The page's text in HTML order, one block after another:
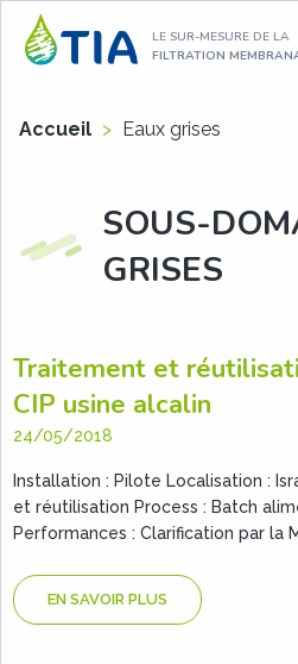
Aller
contenu
LE SUR-MESURE DE LA
FILTRATION
Accueil > Eaux grises
SOUS-
GRISES
Traitement et
CIP usine alcalin
24/05/2018
Installation : Pilote Localisation :
et réutilisation Process : Batch
Performances : Clarification par la
EN SAVOIR PLUS